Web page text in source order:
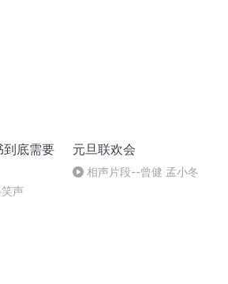
到底需要
声
元旦联欢会
相声片段--曾健 孟小冬